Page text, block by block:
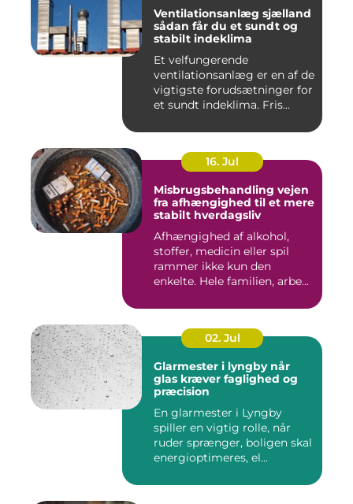
Ventilationsanlæg sjælland
sådan får du et sundt og
stabilt indeklima
Et velfungerende
ventilationsanlæg er en af de
vigtigste forudsætninger for
et sundt indeklima. Fris...
16. Jul
Misbrugsbehandling vejen
fra afhængighed til et mere
stabilt hverdagsliv
Afhængighed af alkohol,
stoffer, medicin eller spil
rammer ikke kun den
enkelte. Hele familien, arbe...
02. Jul
Glarmester i lyngby når
glas kræver faglighed og
præcision
En glarmester i Lyngby
spiller en vigtig rolle, når
ruder sprænger, boligen skal
energioptimeres, el...